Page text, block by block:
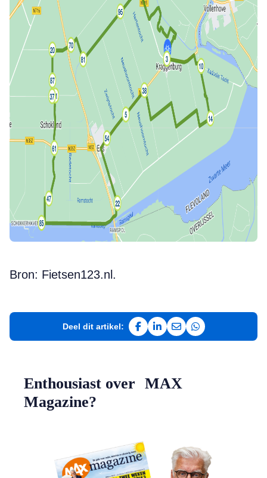
Bron: Fietsen123.nl.
Deel dit artikel:
Deel op Facebook
Deel op LinkedIn
Deel via e-mail
Deel via
Enthousiast over MAX
Magazine?